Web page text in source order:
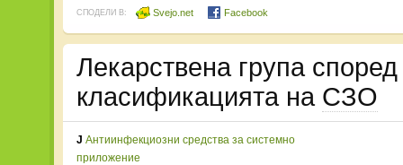
СПОДЕЛИ В: Svejo.net Facebook
Лекарствена група
класификацията на СЗО
J Антиинфекциозни средства за системно
приложение